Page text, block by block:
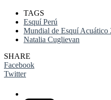
TAGS
Esquí Perú
Mundial de Esquí Acuático
Natalia Cuglievan
SHARE
Facebook
Twitter